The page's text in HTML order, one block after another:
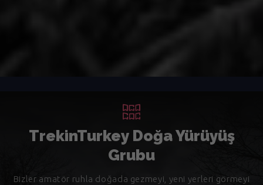
TrekinTurkey Doğa Yürüyüş
Grubu
Bizler amatör ruhla doğada gezmeyi, yeni yerleri görmeyi